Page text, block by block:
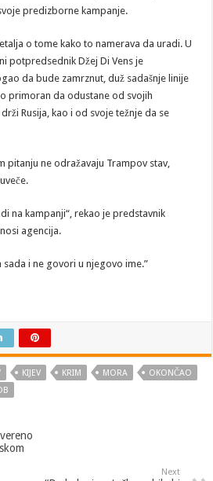
predizborne kampanje.
o tome kako to namerava da uradi. U
potpredsednik Džej Di Vens je
da bude zamrznut, duž sadašnje linije
primoran da odustane od svojih
Rusija, kao i od svoje težnje da se
pitanju ne odražavaju Trampov stav,
na kampanji“, rekao je predstavnik
agencija.
i ne govori u njegovo ime.”
KIJEV KRIM MORA
OKONČAO
Next